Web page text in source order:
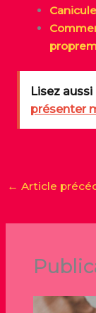
Lisez aussi
présenter
← Article